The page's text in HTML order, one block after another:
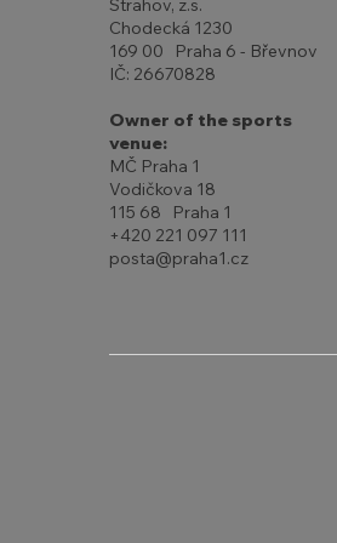
Strahov, z.s.
Chodecká 1230
169 00 Praha 6 - Břevnov
IČ: 26670828
Owner of the sports
venue:
MČ Praha 1
Vodičkova 18
115 68 Praha 1
+420 221 097 111
posta@praha1.cz